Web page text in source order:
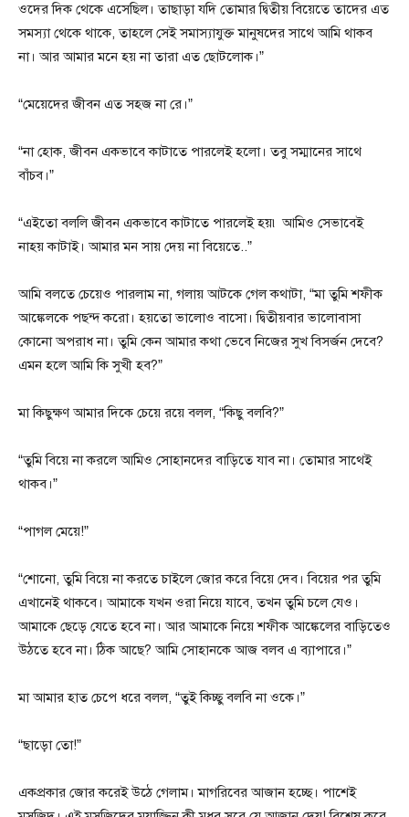
ওদের দিক থেকে এসেছিল। তাছাড়া যদি তোমার দ্বিতীয় বিয়েতে তাদের এত
সমস্যা থেকে থাকে, তাহলে সেই সমাস্যাযুক্ত মানুষদের সাথে আমি থাকব
না। আর আমার মনে হয় না তারা এত ছোটলোক।”
“মেয়েদের জীবন এত সহজ না রে।”
“না হোক, জীবন একভাবে কাটাতে পারলেই হলো। তবু সম্মানের সাথে
বাঁচব।”
“এইতো বললি জীবন একভাবে কাটাতে পারলেই হয়৷ আমিও সেভাবেই
নাহয় কাটাই। আমার মন সায় দেয় না বিয়েতে..”
আমি বলতে চেয়েও পারলাম না, গলায় আটকে গেল কথাটা, “মা তুমি শফীক
আঙ্কেলকে পছন্দ করো। হয়তো ভালোও বাসো। দ্বিতীয়বার ভালোবাসা
কোনো অপরাধ না। তুমি কেন আমার কথা ভেবে নিজের সুখ বিসর্জন দেবে?
এমন হলে আমি কি সুখী হব?”
মা কিছুক্ষণ আমার দিকে চেয়ে রয়ে বলল, “কিছু বলবি?”
“তুমি বিয়ে না করলে আমিও সোহানদের বাড়িতে যাব না। তোমার সাথেই
থাকব।”
“পাগল মেয়ে!”
“শোনো, তুমি বিয়ে না করতে চাইলে জোর করে বিয়ে দেব। বিয়ের পর তুমি
এখানেই থাকবে। আমাকে যখন ওরা নিয়ে যাবে, তখন তুমি চলে যেও।
আমাকে ছেড়ে যেতে হবে না। আর আমাকে নিয়ে শফীক আঙ্কেলের বাড়িতেও
উঠতে হবে না। ঠিক আছে? আমি সোহানকে আজ বলব এ ব্যাপারে।”
মা আমার হাত চেপে ধরে বলল, “তুই কিচ্ছু বলবি না ওকে।”
“ছাড়ো তো!”
একপ্রকার জোর করেই উঠে গেলাম। মাগরিবের আজান হচ্ছে। পাশেই